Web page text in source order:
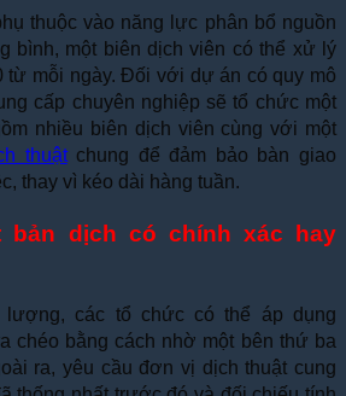
thuộc vào năng lực phân bổ nguồn
bình, một biên dịch viên có thể xử lý
từ mỗi ngày. Đối với dự án có quy mô
cấp chuyên nghiệp sẽ tổ chức một
nhiều biên dịch viên cùng với một
thuậtchung để đảm bảo bàn giao
thay vì kéo dài hàng tuần.
bản dịch có chính xác hay
lượng, các tổ chức có thể áp dụng
chéo bằng cách nhờ một bên thứ ba
ra, yêu cầu đơn vị dịch thuật cung